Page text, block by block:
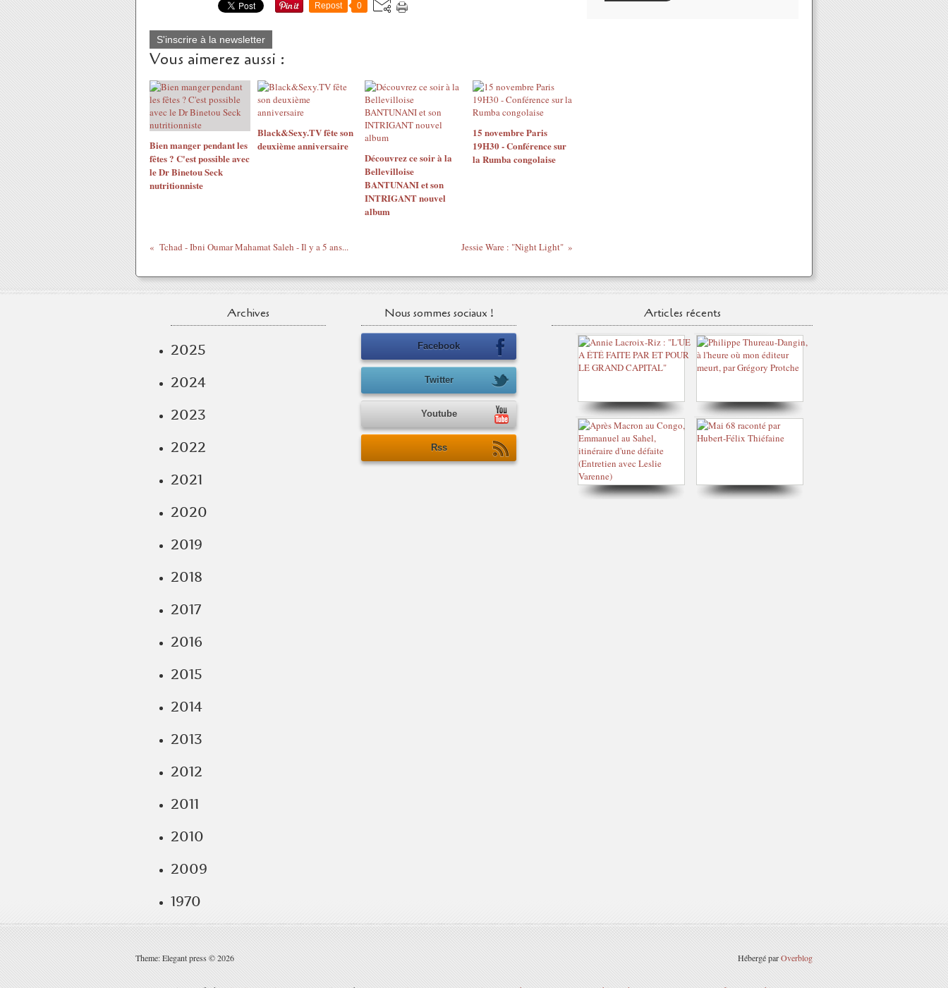
Repost 0
S'inscrire à la newsletter
Vous aimerez aussi :
Bien manger pendant les
fêtes ? C'est possible avec
le Dr Binetou Seck
nutritionniste
Black&Sexy.TV fête son
deuxième anniversaire
Découvrez ce soir à la
Bellevilloise
BANTUNANI et son
INTRIGANT nouvel
album
15 novembre Paris
19H30 - Conférence sur
la Rumba congolaise
Tchad - Ibni Oumar Mahamat Saleh - Il y a 5 ans... Jessie Ware : "Night Light"
Archives
2025
2024
2023
2022
2021
2020
2019
2018
2017
2016
2015
2014
2013
2012
2011
2010
2009
1970
Nous sommes sociaux !
Facebook
Twitter
Youtube
Rss
Articles récents
Theme: Elegant press © 2026 Hébergé parOverblog